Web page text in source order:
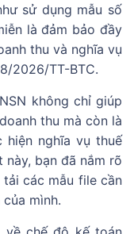
sử dụng mẫu số
là đảm bảo đầy
thu và nghĩa vụ
2026/TT-BTC.
không chỉ giúp
thu mà còn là
nghĩa vụ thuế
bạn đã nắm rõ
các mẫu file cần
mình.